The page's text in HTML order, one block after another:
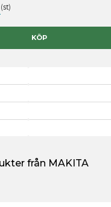
st
KÖP
från MAKITA